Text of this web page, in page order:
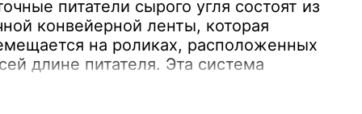
питатели сырого угля состоят из
конвейерной ленты, которая
на роликах, расположенных
длине питателя. Эта система